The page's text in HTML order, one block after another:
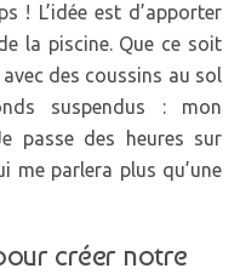
! L’idée est d’apporter
la piscine. Que ce soit
des coussins au sol
suspendus : mon
passe des heures sur
me parlera plus qu’une
créer notre